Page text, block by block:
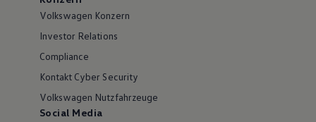
Volkswagen Konzern
Investor Relations
Compliance
Kontakt Cyber Security
Volkswagen Nutzfahrzeuge
Social Media